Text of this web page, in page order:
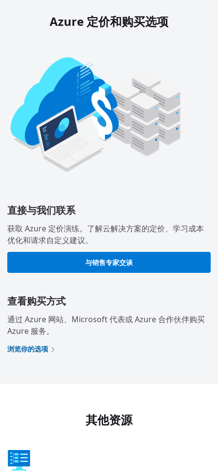
Azure 定价和购买选项
直接与我们联系
获取 Azure 定价演练。了解云解决方案的定价、学习成本
优化和请求自定义建议。
与销售专家交谈
查看购买方式
通过 Azure 网站、Microsoft 代表或 Azure 合作伙伴购买
Azure 服务。
浏览你的选项
其他资源